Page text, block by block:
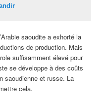
saoudite a exhorté la
de production. Mais
suffisamment élevé pour
se développe à des coûts
saoudienne et russe. La
cela.